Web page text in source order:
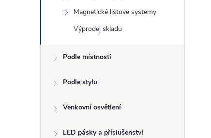
Magnetické lištové systémy
Výprodej skladu
Podle místností
Podle stylu
Venkovní osvětlení
LED pásky a příslušenství